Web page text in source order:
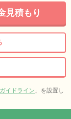
見積もり
イドライン 」を設置し